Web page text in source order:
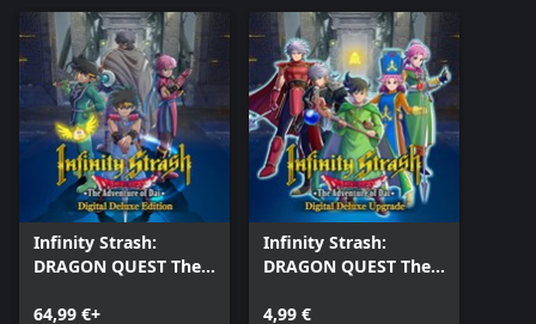
Infinity Strash:
DRAGON QUEST The
Digital Deluxe Edition
64,99 €+
Infinity Strash:
DRAGON QUEST The
Digital Deluxe
4,99 €